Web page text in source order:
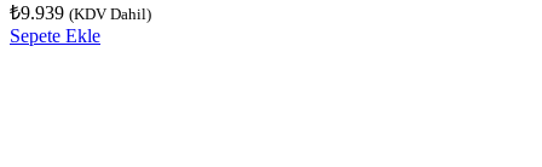
₺9.939 (KDV Dahil)
Sepete Ekle